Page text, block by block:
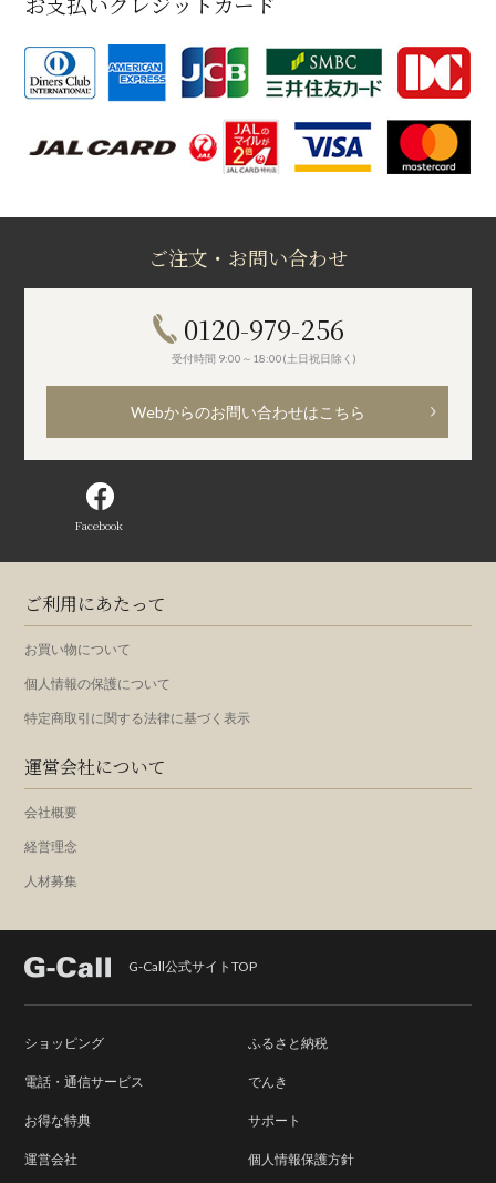
ご注文・お問い合わせ
0120-979-256
受付時間 9:00～18:00(土日祝日除く)
Webからのお問い合わせはこちら
Facebook
ご利用にあたって
お買い物について
個人情報の保護について
特定商取引に関する法律に基づく表示
運営会社について
会社概要
経営理念
人材募集
G-Call公式サイトTOP
ショッピング ふるさと納税
電話・通信サービス でんき
お得な特典 サポート
運営会社 個人情報保護方針